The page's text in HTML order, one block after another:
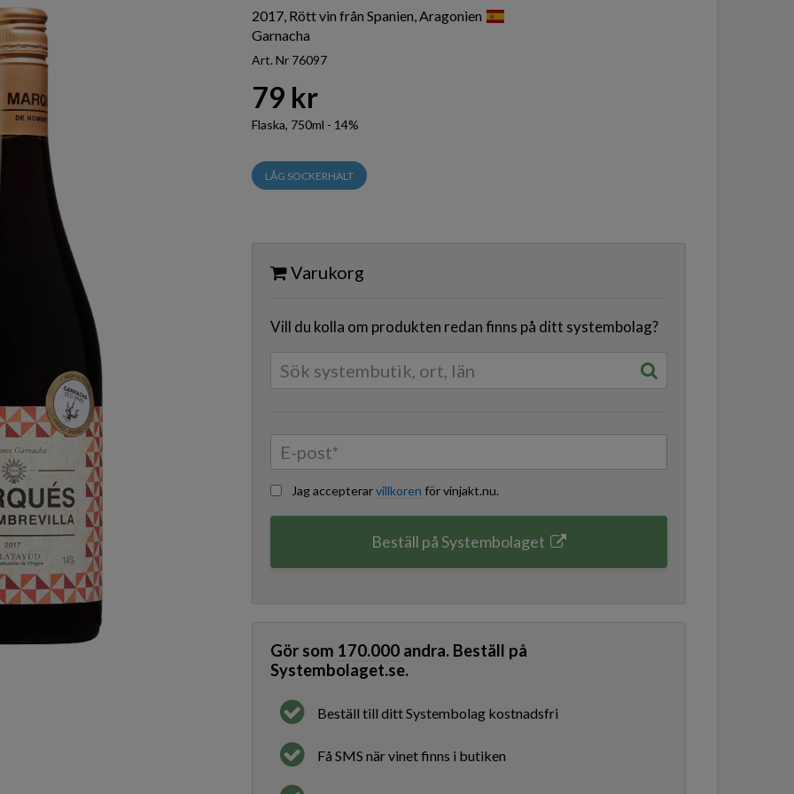
2017, Rött vin från Spanien, Aragonien
Garnacha
Art. Nr 76097
79 kr
Flaska, 750ml - 14%
LÅG SOCKERHALT
Varukorg
Vill du kolla om produkten redan finns på ditt systembolag?
Jag accepterarvillkoren för vinjakt.nu.
Beställ på Systembolaget
Gör som 170.000 andra. Beställ på
Systembolaget.se.
Beställ till ditt Systembolag kostnadsfri
Få SMS när vinet finns i butiken